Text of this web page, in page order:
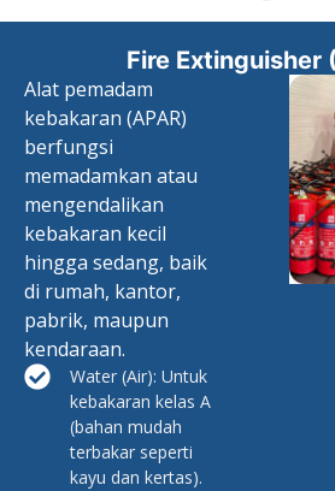
Fire Extinguisher
Alat pemadam
kebakaran (APAR)
berfungsi
memadamkan atau
mengendalikan
kebakaran kecil
hingga sedang, baik
di rumah, kantor,
pabrik, maupun
kendaraan.
Water (Air): Untuk
kebakaran kelas A
(bahan mudah
terbakar seperti
kayu dan kertas).